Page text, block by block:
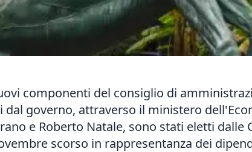
componenti del consiglio di
dal governo, attraverso il ministero
e Roberto Natale, sono stati eletti
scorso in rappresentanza dei